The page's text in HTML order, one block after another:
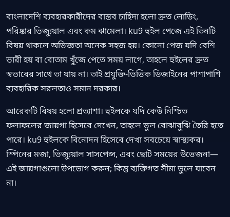
বাংলাদেশি ব্যবহারকারীদের বাস্তব চাহিদা হলো দ্রুত লোডিং,
পরিষ্কার ভিজ্যুয়াল এবং কম ঝামেলা। ku9 হুইল পেজে এই তিনটি
বিষয় থাকলে অভিজ্ঞতা অনেক সহজ হয়। কোনো পেজ যদি বেশি
ভারী হয় বা বোতাম খুঁজে পেতে সময় লাগে, তাহলে হুইলের দ্রুত
স্বভাবের সাথে তা যায় না। তাই প্রযুক্তি-ভিত্তিক ডিজাইনের পাশাপাশি
ব্যবহারিক সরলতাও সমান দরকার।
আরেকটি বিষয় হলো প্রত্যাশা। হুইলকে যদি কেউ নিশ্চিত
ফলাফলের জায়গা হিসেবে দেখেন, তাহলে ভুল বোঝাবুঝি তৈরি হতে
পারে। ku9 হুইলকে বিনোদন হিসেবে দেখা সবচেয়ে স্বাস্থ্যকর।
স্পিনের মজা, ভিজ্যুয়াল সাসপেন্স, এবং ছোট সময়ের উত্তেজনা—
এই জায়গাগুলো উপভোগ করুন; কিন্তু ব্যক্তিগত সীমা ভুলে যাবেন
না।